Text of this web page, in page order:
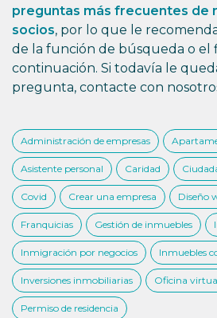
preguntas más frecuentes de
socios, por lo que le
de la función de búsqueda o el
continuación. Si todavía le
pregunta, contacte con
Administración de empresas
Asistente personal Caridad
Covid Crear una empresa Diseño
Franquicias Gestión de inmuebles
Inmigración por negocios Inmuebles
Inversiones inmobiliarias Oficina
Permiso de residencia